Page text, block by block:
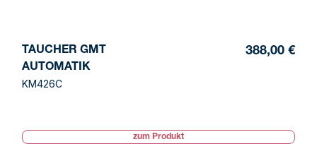
TAUCHER GMT
AUTOMATIK
KM426C
388,00 €
zum Produkt